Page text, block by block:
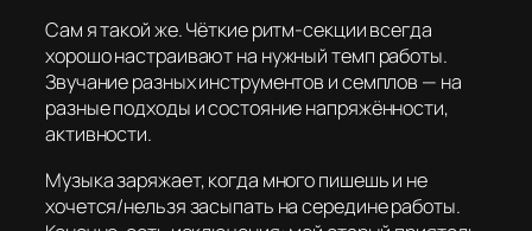
Сам я такой же. Чёткие ритм-секции всегда
хорошо настраивают на нужный темп работы.
Звучание разных инструментов и семплов — на
разные подходы и состояние напряжённости,
активности.
Музыка заряжает, когда много пишешь и не
хочется/нельзя засыпать на середине работы.